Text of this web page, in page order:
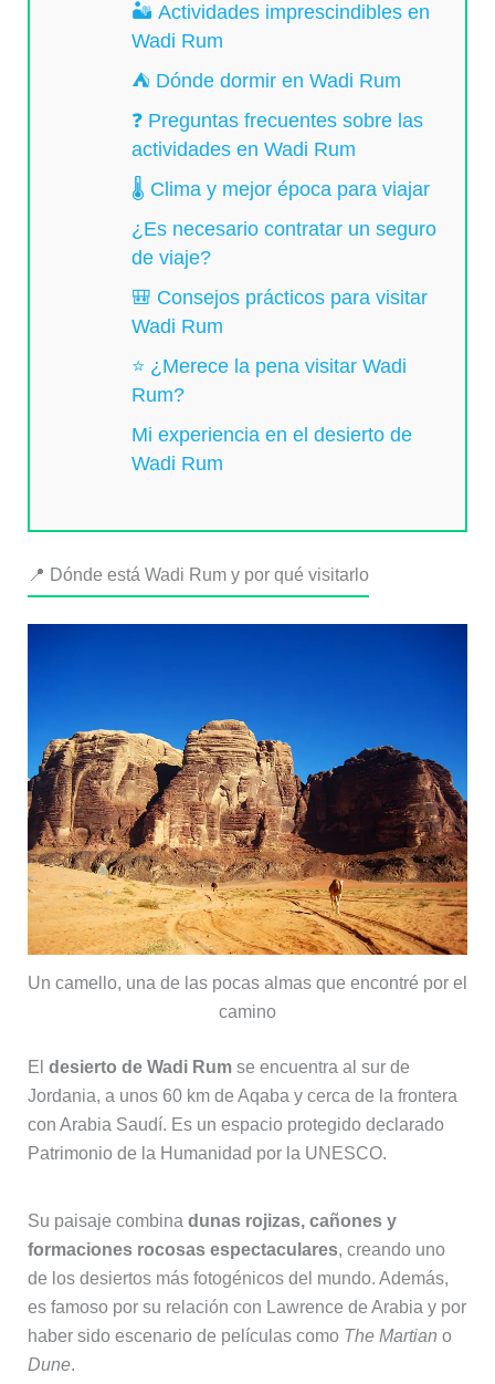
🏜️ Actividades imprescindibles en
Wadi Rum
⛺ Dónde dormir en Wadi Rum
❓ Preguntas frecuentes sobre las
actividades en Wadi Rum
🌡️ Clima y mejor época para viajar
¿Es necesario contratar un seguro
de viaje?
🎒 Consejos prácticos para visitar
Wadi Rum
⭐ ¿Merece la pena visitar Wadi
Rum?
Mi experiencia en el desierto de
Wadi Rum
📍 Dónde está Wadi Rum y por qué visitarlo
Un camello, una de las pocas almas que encontré por el
camino
El desierto de Wadi Rumse encuentra al sur de
Jordania, a unos 60 km de Aqaba y cerca de la frontera
con Arabia Saudí. Es un espacio protegido declarado
Patrimonio de la Humanidad por la UNESCO.
Su paisaje combina dunas rojizas, cañones y
formaciones rocosas espectaculares, creando uno
de los desiertos más fotogénicos del mundo. Además,
es famoso por su relación con Lawrence de Arabia y por
haber sido escenario de películas como The Martian o
Dune.